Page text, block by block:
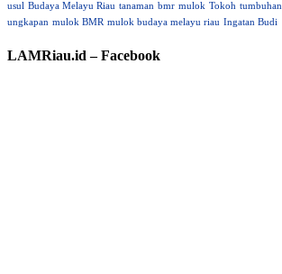
usul Budaya Melayu Riau tanaman bmr mulok Tokoh tumbuhan
ungkapan mulok BMR mulok budaya melayu riau Ingatan Budi
LAMRiau.id – Facebook